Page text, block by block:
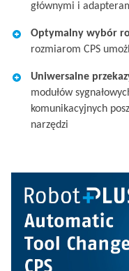
głównymi i
Optymalny wybór
rozmiarom CPS
Uniwersalne
modułów
komunikacyjnych
narzędzi